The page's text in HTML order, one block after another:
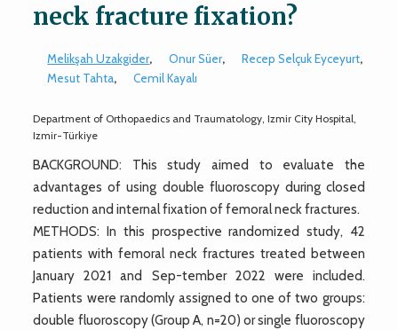
neck fracture fixation?
Melikşah Uzakgider, Onur Süer, Recep Selçuk Eyceyurt,
Mesut Tahta, Cemil Kayalı
Department of Orthopaedics and Traumatology, Izmir City Hospital,
Izmir-Türkiye
BACKGROUND: This study aimed to evaluate the
advantages of using double fluoroscopy during closed
reduction and internal fixation of femoral neck fractures.
METHODS: In this prospective randomized study, 42
patients with femoral neck fractures treated between
January 2021 and Sep-tember 2022 were included.
Patients were randomly assigned to one of two groups:
double fluoroscopy (Group A, n=20) or single fluoroscopy